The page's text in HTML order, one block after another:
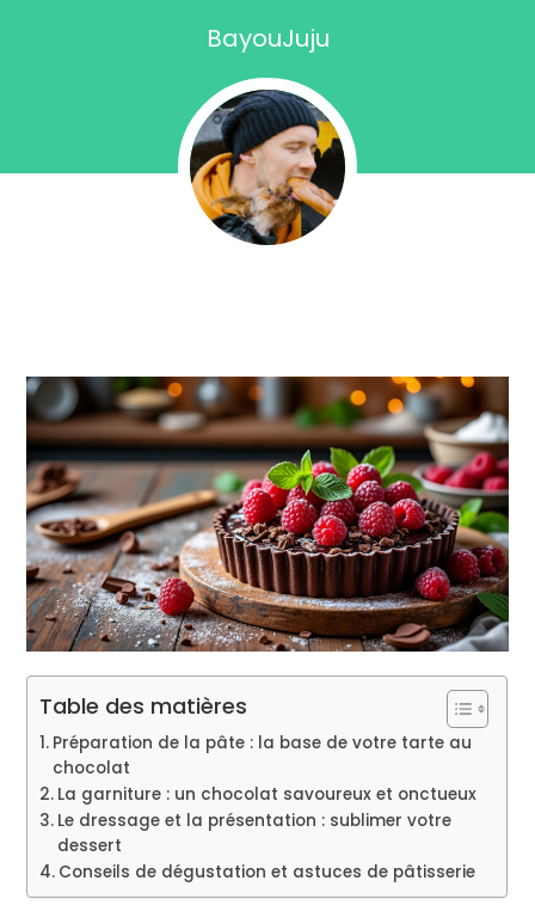
BayouJuju
Table des matières
Préparation de la pâte : la base de votre tarte au
chocolat
La garniture : un chocolat savoureux et onctueux
Le dressage et la présentation : sublimer votre
dessert
Conseils de dégustation et astuces de pâtisserie